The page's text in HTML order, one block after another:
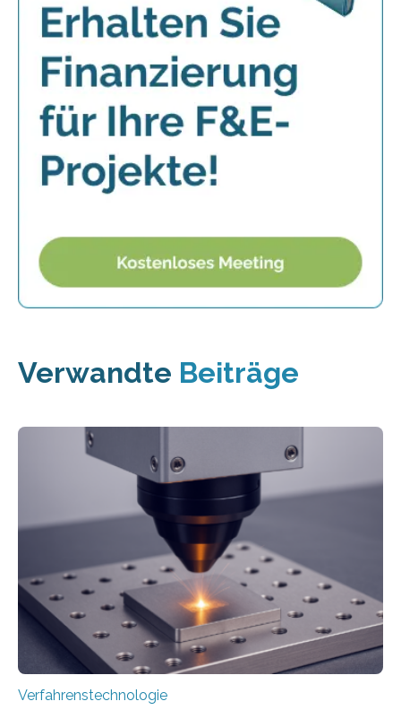
Verwandte Beiträge
Verfahrenstechnologie